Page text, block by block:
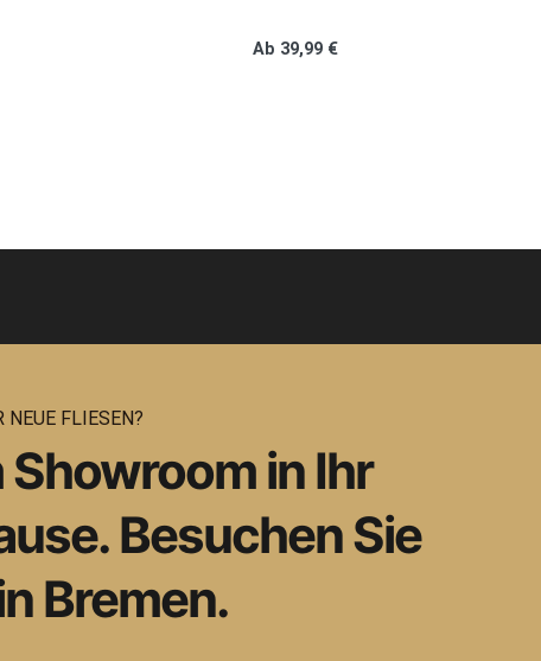
Ab 39,99 €
NEUE FLIESEN?
Showroom in Ihr
Besuchen Sie
Bremen.